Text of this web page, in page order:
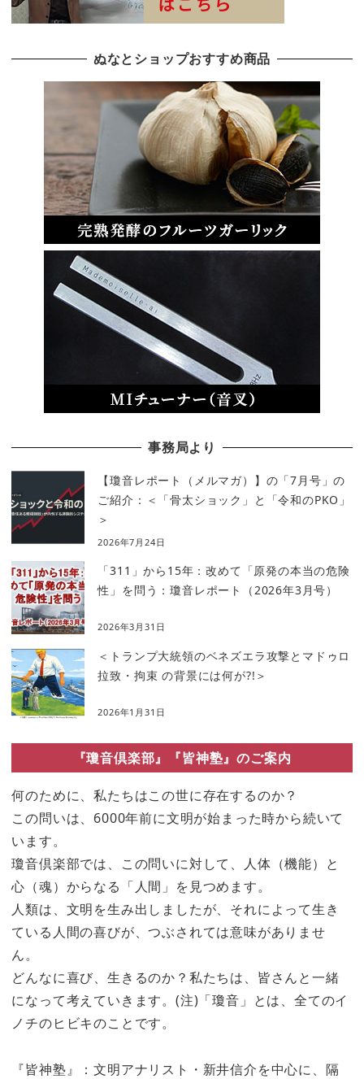
ぬなとショップおすすめ商品
事務局より
【瓊音レポート（メルマガ）】の「7月号」の
ご紹介：＜「骨太ショック」と「令和のPKO」
＞
2026年7月24日
「311」から15年：改めて「原発の本当の危険
性」を問う：瓊音レポート（2026年3月号）
2026年3月31日
＜トランプ大統領のベネズエラ攻撃とマドゥロ
拉致・拘束 の背景には何が?!＞
2026年1月31日
『瓊音倶楽部』『皆神塾』のご案内
何のために、私たちはこの世に存在するのか？
この問いは、6000年前に文明が始まった時から続いて
います。
瓊音倶楽部では、この問いに対して、人体（機能）と
心（魂）からなる「人間」を見つめます。
人類は、文明を生み出しましたが、それによって生き
ている人間の喜びが、つぶされては意味がありませ
ん。
どんなに喜び、生きるのか？私たちは、皆さんと一緒
になって考えていきます。(注)「瓊音」とは、全てのイ
ノチのヒビキのことです。
『皆神塾』：文明アナリスト・新井信介を中心に、隔